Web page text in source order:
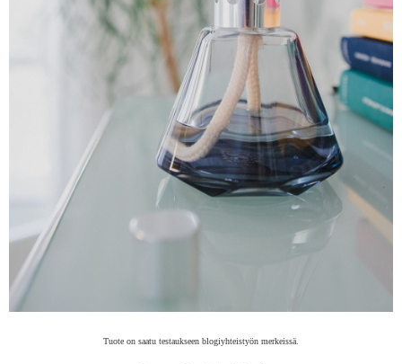
Tuote on saatu testaukseen blogiyhteistyön merkeissä.